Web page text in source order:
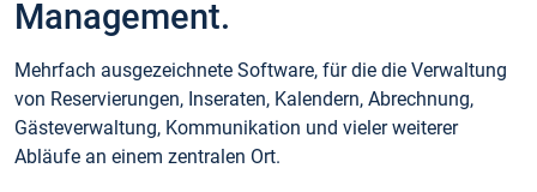
Management.
Mehrfach ausgezeichnete Software, für die die Verwaltung
von Reservierungen, Inseraten, Kalendern, Abrechnung,
Gästeverwaltung, Kommunikation und vieler weiterer
Abläufe an einem zentralen Ort.